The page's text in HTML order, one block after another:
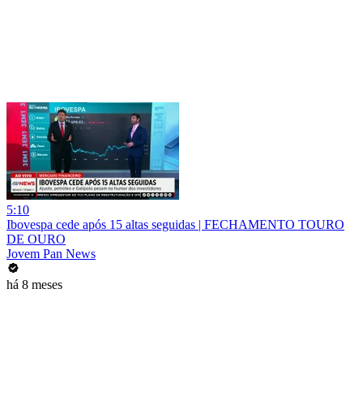
5:10
Ibovespa cede após 15 altas seguidas | FECHAMENTO TOURO
DE OURO
Jovem Pan News
há 8 meses